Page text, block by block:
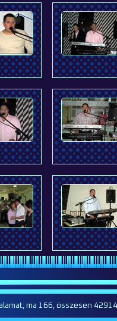
ma 166, összesen